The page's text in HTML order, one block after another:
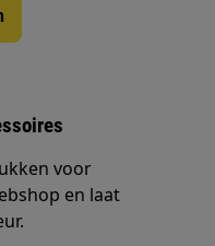
voor
en laat